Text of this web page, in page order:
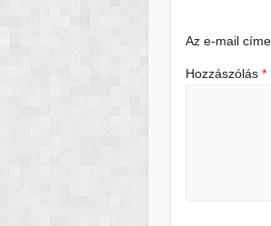
Az e-mail
Hozzászólás*